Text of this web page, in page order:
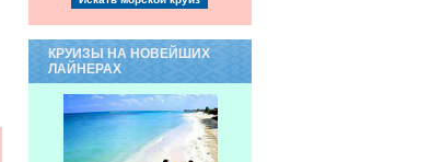
КРУИЗЫ НА НОВЕЙШИХ
ЛАЙНЕРАХ